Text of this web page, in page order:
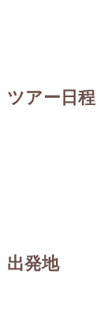
ツアー日程
出発地